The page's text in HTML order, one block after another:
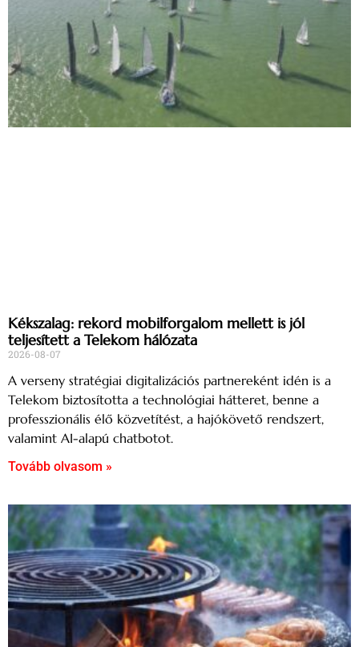
Kékszalag: rekord mobilforgalom mellett is jól
teljesített a Telekom hálózata
2026-08-07
A verseny stratégiai digitalizációs partnereként idén is a
Telekom biztosította a technológiai hátteret, benne a
professzionális élő közvetítést, a hajókövető rendszert,
valamint AI-alapú chatbotot.
Tovább olvasom »